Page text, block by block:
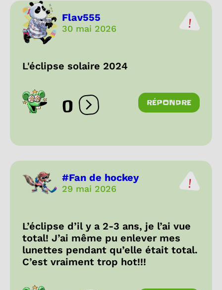
Flav555
30 mai 2026
L'éclipse solaire 2024
0 Ouvrir les réactions
RÉPONDRE
#Fan de hockey
29 mai 2026
L’éclipse d’il y a 2-3 ans, je l’ai vue
total! J’ai même pu enlever mes
lunettes pendant qu’elle était total.
C’est vraiment trop hot!!!